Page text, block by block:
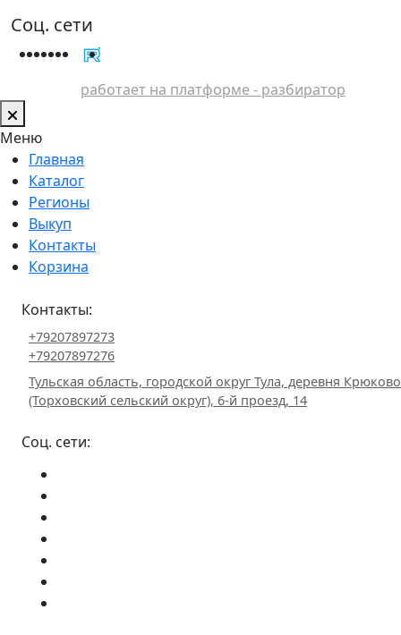
Соц. сети
работает на платформе - разбиратор
Меню
Главная
Каталог
Регионы
Выкуп
Контакты
Корзина
Контакты:
+79207897273
+79207897276
Тульская область, городской округ Тула, деревня Крюково
(Торховский сельский округ), 6-й проезд, 14
Соц. сети: